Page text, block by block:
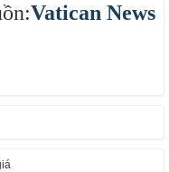
Vatican News